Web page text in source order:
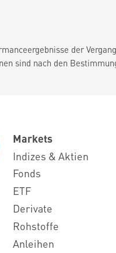
der
sind nach den
Markets
Indizes & Aktien
Fonds
ETF
Derivate
Rohstoffe
Anleihen